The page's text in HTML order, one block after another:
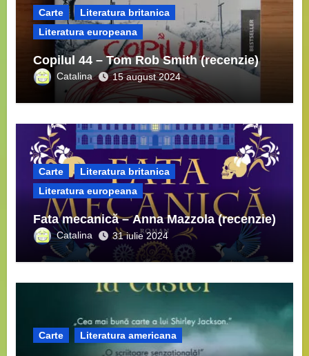
Carte
Literatura britanica
Literatura europeana
Copilul 44 – Tom Rob Smith (recenzie)
Catalina 15 august 2024
Carte
Literatura britanica
Literatura europeana
Fata mecanică – Anna Mazzola (recenzie)
Catalina 31 iulie 2024
Carte Literatura americana